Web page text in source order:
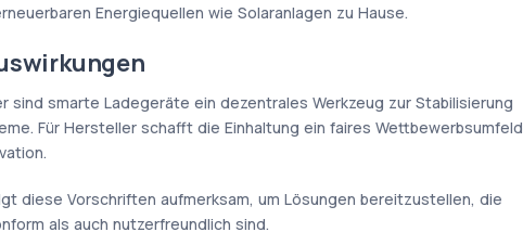
Energiequellen wie Solaranlagen zu Hause.
sind smarte Ladegeräte ein dezentrales Werkzeug zur Stabilisierung
Für Hersteller schafft die Einhaltung ein faires Wettbewerbsumfeld
diese Vorschriften aufmerksam, um Lösungen bereitzustellen, die
als auch nutzerfreundlich sind.